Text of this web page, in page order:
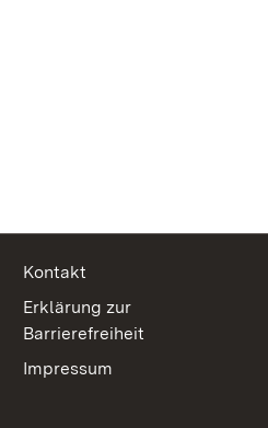
Kontakt
Erklärung zur
Barrierefreiheit
Impressum